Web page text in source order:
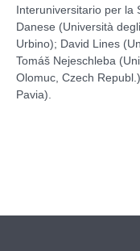
Interuniversitario per la
Danese (Università
Urbino); David Lines
Tomáš Nejeschleba
Olomuc, Czech
Pavia).